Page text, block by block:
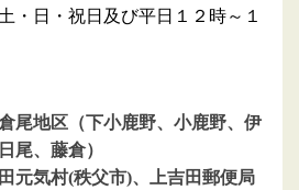
・日・祝日 及び平日 １２ 時～ １
尾地区（下小鹿野、小鹿野、伊
尾、藤倉）
元気村(秩父市)、上吉田郵便局